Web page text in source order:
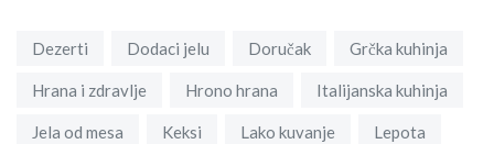
Dezerti Dodaci jelu Doručak Grčka kuhinja
Hrana i zdravlje Hrono hrana Italijanska kuhinja
Jela od mesa Keksi Lako kuvanje Lepota